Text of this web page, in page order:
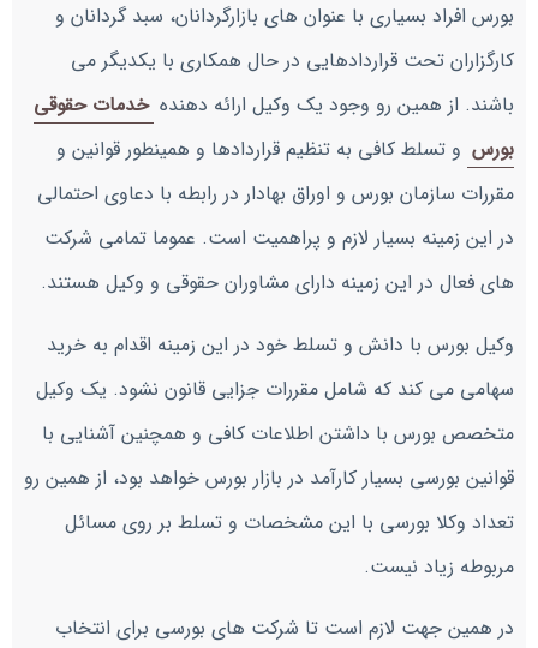
بورس افراد بسیاری با عنوان های بازارگردانان، سبد گردانان و
کارگزاران تحت قراردادهایی در حال همکاری با یکدیگر می
باشند. از همین رو وجود یک وکیل ارائه دهنده خدمات حقوقی
بورس و تسلط کافی به تنظیم قراردادها و همینطور قوانین و
مقررات سازمان بورس و اوراق بهادار در رابطه با دعاوی احتمالی
در این زمینه بسیار لازم و پراهمیت است. عموما تمامی شرکت
های فعال در این زمینه دارای مشاوران حقوقی و وکیل هستند.
وکیل بورس با دانش و تسلط خود در این زمینه اقدام به خرید
سهامی می کند که شامل مقررات جزایی قانون نشود. یک وکیل
متخصص بورس با داشتن اطلاعات کافی و همچنین آشنایی با
قوانین بورسی بسیار کارآمد در بازار بورس خواهد بود، از همین رو
تعداد وکلا بورسی با این مشخصات و تسلط بر روی مسائل
مربوطه زیاد نیست.
در همین جهت لازم است تا شرکت های بورسی برای انتخاب